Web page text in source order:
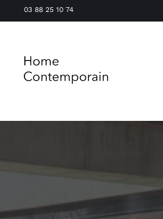
Passer
au
03 88 25 10 74